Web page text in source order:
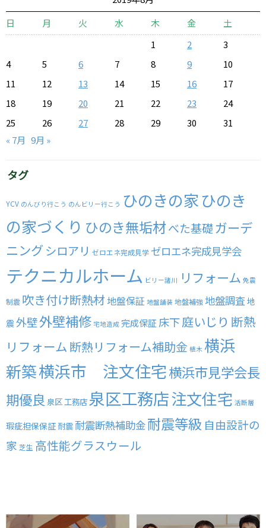
日
月 火 水 木 金
土
1
2
3
4
5 6 7 8 9
10
11
12 13 14 15 16
17
18
19 20 21 22 23
24
25
26 27 28 29 30
31
« 7月 9月 »
タグ
YCV のんびり行こう のんビリー行こう ひのきの家ひのき
の家づくり ひのき無垢材べた基礎ガーデ
ニングシロアリ ゼロエネ完成見学ゼロエネ完成見学会
テクニカルホーム ビリー諸川 リフォーム 免震
制震 吹き付け断熱材地盤保証 地盤舗装 地盤補強 地盤調査地
震外壁外壁補修 宅地造成 完成保証 床下庭いじり 断熱
リフォーム 断熱リフォーム補助金 植木 横浜
新築横浜市 注文住宅横浜市見学会長
期優良 泉区 工務店泉区工務店注文住宅 活断層
瑕疵担保保証 耐震 耐震断熱補助金耐震等級 自由設計の
家 芝生 高性能グラスウール